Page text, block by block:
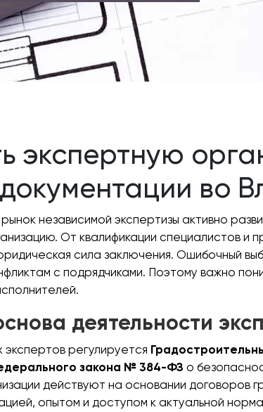
экспертную
во
независимой экспертизы активно
От квалификации специалистов и
сила заключения. Ошибочный
с подрядчиками. Поэтому важно
деятельности
регулируется
закона № 384-ФЗ о
действуют на основании
опытом и доступом к актуальной